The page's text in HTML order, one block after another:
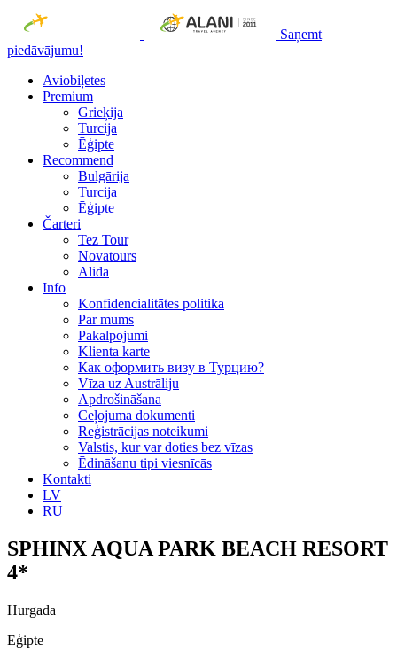
Saņemt
piedāvājumu!
Aviobiļetes
Premium
Grieķija
Turcija
Ēģipte
Recommend
Bulgārija
Turcija
Ēģipte
Čarteri
Tez Tour
Novatours
Alida
Info
Konfidencialitātes politika
Par mums
Рakalpojumi
Klienta karte
Как оформить визу в Турцию?
Vīza uz Austrāliju
Apdrošināšana
Ceļojuma dokumenti
Reģistrācijas noteikumi
Valstis, kur var doties bez vīzas
Ēdināšanu tipi viesnīcās
Kontakti
LV
RU
SPHINX AQUA PARK BEACH RESORT
4*
Hurgada
Ēģipte